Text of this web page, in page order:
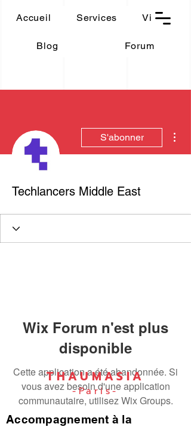
THAUMASIA
Accueil Services Vidéos
Blog Forum
S'abonner
Techlancers Middle East
Wix Forum n'est plus
disponible
Cette application a été abandonnée. Si
vous avez besoin d'une application
communautaire, utilisez Wix Groups.
THAUMASIA
-Paris-
Accompagnement à la